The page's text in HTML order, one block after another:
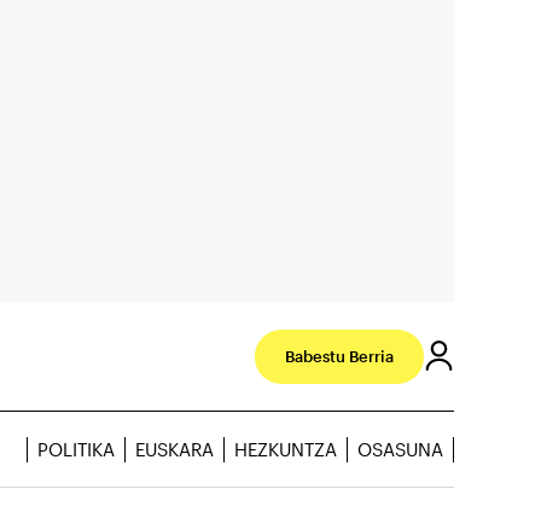
Babestu Berria
POLITIKA EUSKARA HEZKUNTZA OSASUNA